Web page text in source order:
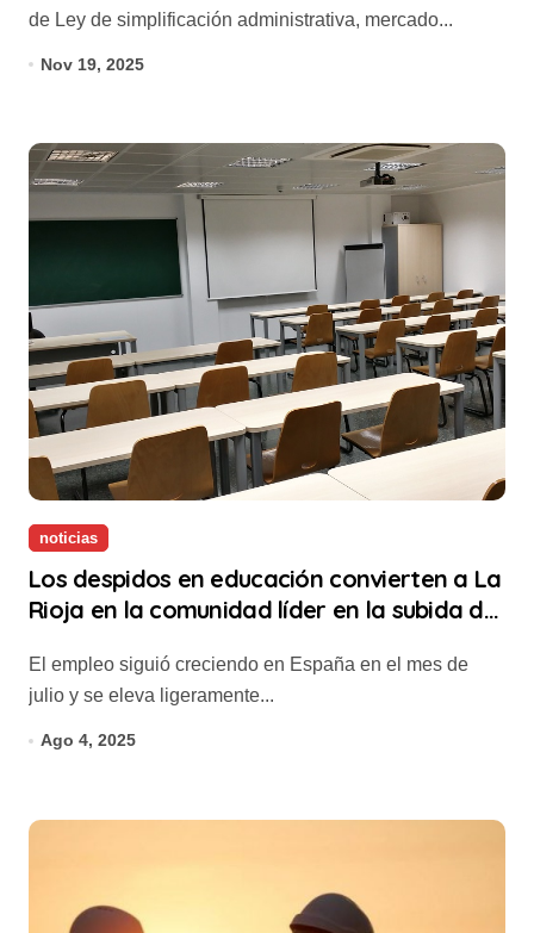
de Ley de simplificación administrativa, mercado...
Nov 19, 2025
noticias
Los despidos en educación convierten a La
Rioja en la comunidad líder en la subida del
El empleo siguió creciendo en España en el mes de
julio y se eleva ligeramente...
Ago 4, 2025